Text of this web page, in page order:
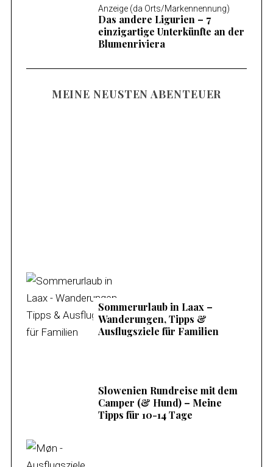
Anzeige (da Orts/Markennennung)
Das andere Ligurien – 7
einzigartige Unterkünfte an der
Blumenriviera
MEINE NEUSTEN ABENTEUER
Sommerurlaub in Laax –
Wanderungen, Tipps &
Ausflugsziele für Familien
Slowenien Rundreise mit dem
Camper (& Hund) – Meine
Tipps für 10-14 Tage